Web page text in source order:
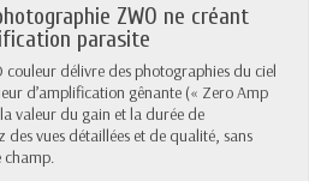
ZWO ne créant
parasite
couleur délivre des photographies du ciel
d’amplification gênante (« Zero Amp
valeur du gain et la durée de
des vues détaillées et de qualité, sans
champ.